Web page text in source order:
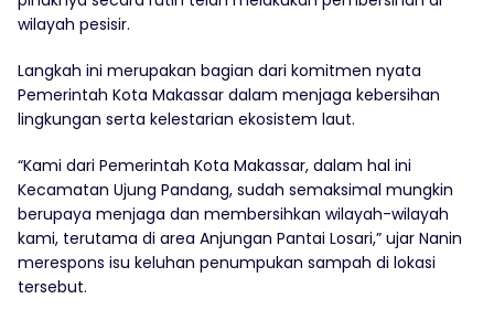
wilayah pesisir.
Langkah ini merupakan bagian dari komitmen nyata
Pemerintah Kota Makassar dalam menjaga kebersihan
lingkungan serta kelestarian ekosistem laut.
“Kami dari Pemerintah Kota Makassar, dalam hal ini
Kecamatan Ujung Pandang, sudah semaksimal mungkin
berupaya menjaga dan membersihkan wilayah-wilayah
kami, terutama di area Anjungan Pantai Losari,” ujar Nanin
merespons isu keluhan penumpukan sampah di lokasi
tersebut.